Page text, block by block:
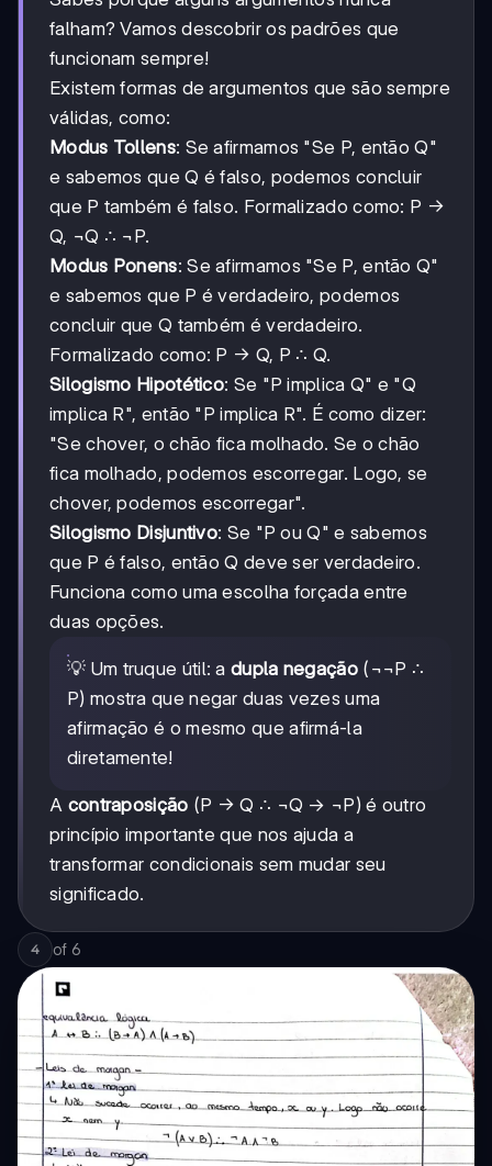
falham? Vamos descobrir os padrões que
funcionam sempre!
Existem formas de argumentos que são sempre
válidas, como:
Modus Tollens: Se afirmamos "Se P, então Q"
e sabemos que Q é falso, podemos concluir
que P também é falso. Formalizado como: P →
Q, ¬Q ∴ ¬P.
Modus Ponens: Se afirmamos "Se P, então Q"
e sabemos que P é verdadeiro, podemos
concluir que Q também é verdadeiro.
Formalizado como: P → Q, P ∴ Q.
Silogismo Hipotético: Se "P implica Q" e "Q
implica R", então "P implica R". É como dizer:
"Se chover, o chão fica molhado. Se o chão
fica molhado, podemos escorregar. Logo, se
chover, podemos escorregar".
Silogismo Disjuntivo: Se "P ou Q" e sabemos
que P é falso, então Q deve ser verdadeiro.
Funciona como uma escolha forçada entre
duas opções.
💡 Um truque útil: a dupla negação(¬¬P ∴
P) mostra que negar duas vezes uma
afirmação é o mesmo que afirmá-la
diretamente!
A contraposição (P → Q ∴ ¬Q → ¬P) é outro
princípio importante que nos ajuda a
transformar condicionais sem mudar seu
significado.
4 of 6